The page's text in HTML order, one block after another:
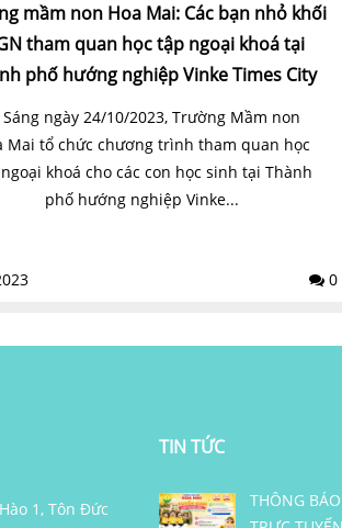
mầm non Hoa Mai: Các bạn nhỏ khối
tham quan học tập ngoại khoá tại
phố hướng nghiệp Vinke Times City
Sáng ngày 24/10/2023, Trường Mầm non
Mai tổ chức chương trình tham quan học
khoá cho các con học sinh tại Thành
phố hướng nghiệp Vinke...
0
1, Tôn Đức
TIN TỨC
THÔNG